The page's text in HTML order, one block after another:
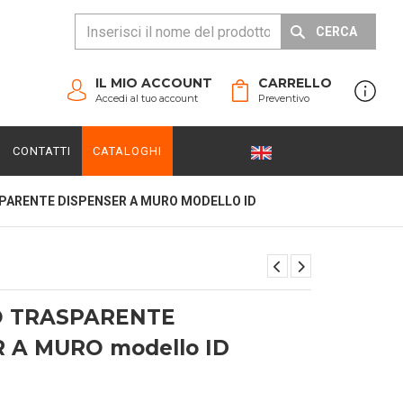
CERCA
CARRELLO
Preventivo
IL MIO ACCOUNT
Accedi al tuo account
CONTATTI CATALOGHI
DISPENSER A MURO MODELLO ID
TRASPARENTE
A MURO modello ID